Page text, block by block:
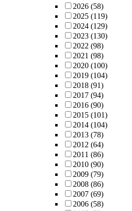
2026 (58)
2025 (119)
2024 (129)
2023 (130)
2022 (98)
2021 (98)
2020 (100)
2019 (104)
2018 (91)
2017 (94)
2016 (90)
2015 (101)
2014 (104)
2013 (78)
2012 (64)
2011 (86)
2010 (90)
2009 (79)
2008 (86)
2007 (69)
2006 (58)